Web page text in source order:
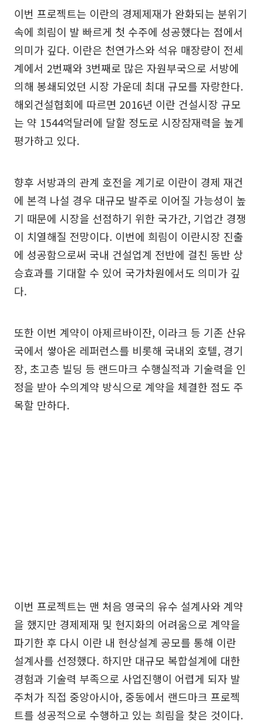
이번 프로젝트는 이란의 경제제재가 완화되는 분위기
속에 희림이 발 빠르게 첫 수주에 성공했다는 점에서
의미가 깊다. 이란은 천연가스와 석유 매장량이 전세
계에서 2번째와 3번째로 많은 자원부국으로 서방에
의해 봉쇄되었던 시장 가운데 최대 규모를 자랑한다.
해외건설협회에 따르면 2016년 이란 건설시장 규모
는 약 1544억달러에 달할 정도로 시장잠재력을 높게
평가하고 있다.
향후 서방과의 관계 호전을 계기로 이란이 경제 재건
에 본격 나설 경우 대규모 발주로 이어질 가능성이 높
기 때문에 시장을 선점하기 위한 국가간, 기업간 경쟁
이 치열해질 전망이다. 이번에 희림이 이란시장 진출
에 성공함으로써 국내 건설업계 전반에 걸친 동반 상
승효과를 기대할 수 있어 국가차원에서도 의미가 깊
다.
또한 이번 계약이 아제르바이잔, 이라크 등 기존 산유
국에서 쌓아온 레퍼런스를 비롯해 국내외 호텔, 경기
장, 초고층 빌딩 등 랜드마크 수행실적과 기술력을 인
정을 받아 수의계약 방식으로 계약을 체결한 점도 주
목할 만하다.
이번 프로젝트는 맨 처음 영국의 유수 설계사와 계약
을 했지만 경제제재 및 현지화의 어려움으로 계약을
파기한 후 다시 이란 내 현상설계 공모를 통해 이란
설계사를 선정했다. 하지만 대규모 복합설계에 대한
경험과 기술력 부족으로 사업진행이 어렵게 되자 발
주처가 직접 중앙아시아, 중동에서 랜드마크 프로젝
트를 성공적으로 수행하고 있는 희림을 찾은 것이다.